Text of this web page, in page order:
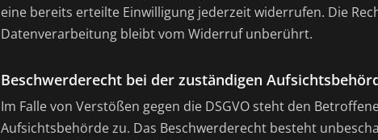
eine bereits erteilte Einwilligung jederzeit widerrufen. Die
Datenverarbeitung bleibt vom Widerruf unberührt.
Beschwerderecht bei der zuständigen
Im Falle von Verstößen gegen die DSGVO steht den
Aufsichtsbehörde zu. Das Beschwerderecht besteht